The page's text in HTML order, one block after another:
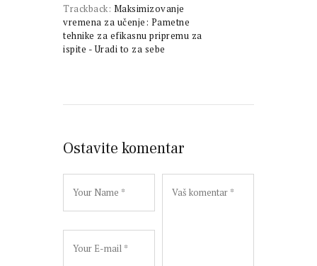
Trackback: Maksimizovanje
vremena za učenje: Pametne
tehnike za efikasnu pripremu za
ispite - Uradi to za sebe
Ostavite komentar